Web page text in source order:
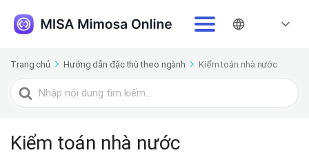
Trang chủ Hướng dẫn đặc thù theo ngành Kiểm toán nhà nước
Tìm
kiếm
Kiểm toán nhà nước